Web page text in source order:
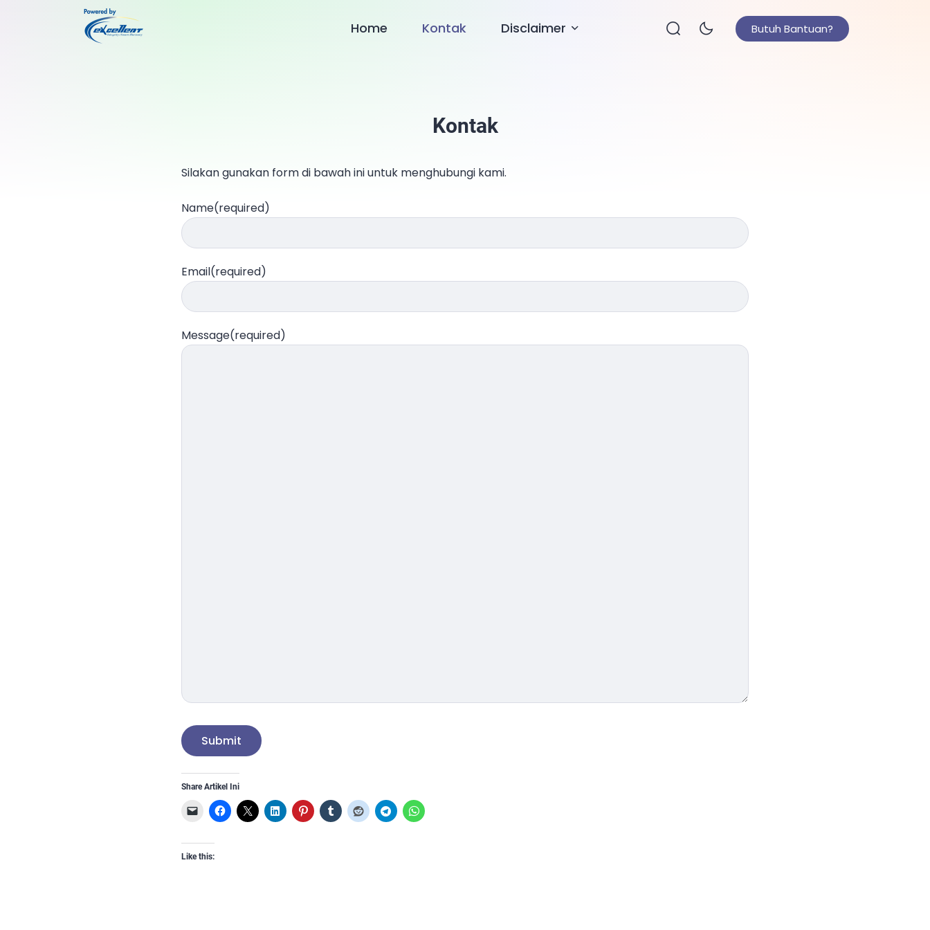
Home Kontak Disclaimer Butuh Bantuan?
Kontak
Silakan gunakan form di bawah ini untuk menghubungi kami.
Name(required)
Email(required)
Message(required)
Submit
Share Artikel Ini
Like this: